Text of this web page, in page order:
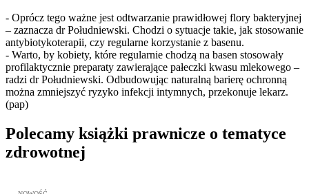
- Oprócz tego ważne jest odtwarzanie prawidłowej flory bakteryjnej
– zaznacza dr Południewski. Chodzi o sytuacje takie, jak stosowanie
antybiotykoterapii, czy regularne korzystanie z basenu.
- Warto, by kobiety, które regularnie chodzą na basen stosowały
profilaktycznie preparaty zawierające pałeczki kwasu mlekowego –
radzi dr Południewski. Odbudowując naturalną barierę ochronną
można zmniejszyć ryzyko infekcji intymnych, przekonuje lekarz.
(pap)
Polecamy książki prawnicze o tematyce
zdrowotnej